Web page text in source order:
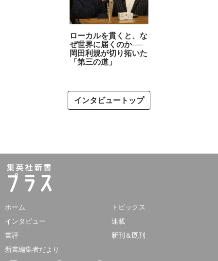
ローカルを貫くと、な
ぜ世界に届くのか──
岡田利規が切り拓いた
「第三の道」
インタビュートップ
ホーム
トピックス
インタビュー
連載
書評
新刊＆既刊
新書編集者だより